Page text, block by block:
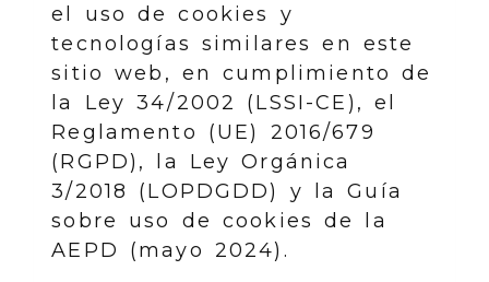
el uso de cookies y
tecnologías similares en este
sitio web, en cumplimiento de
la Ley 34/2002 (LSSI-CE), el
Reglamento (UE) 2016/679
(RGPD), la Ley Orgánica
3/2018 (LOPDGDD) y la Guía
sobre uso de cookies de la
AEPD (mayo 2024).